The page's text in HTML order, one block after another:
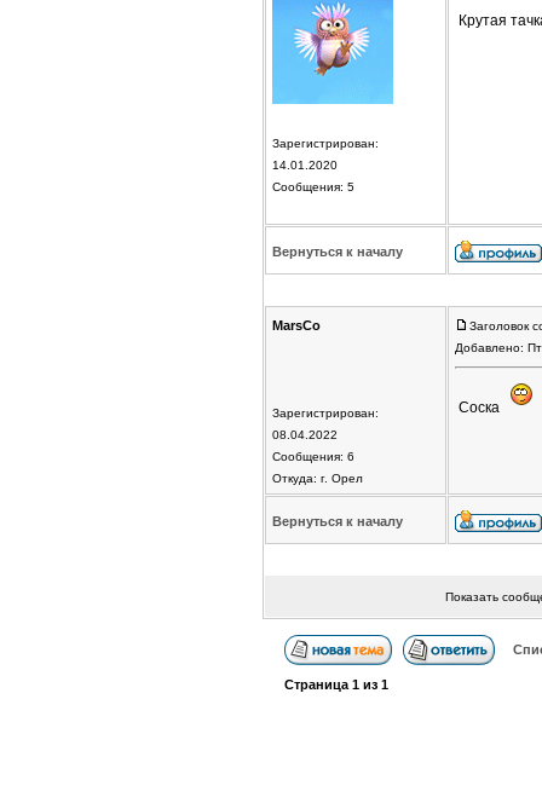
Зарегистрирован:
14.01.2020
Сообщения: 5
Крутая
Вернуться к началу
MarsCo
Зарегистрирован:
08.04.2022
Сообщения: 6
Откуда: г. Орел
Заголовок
Добавлено:
Соска
Вернуться к началу
Показать
Страница 1из 1